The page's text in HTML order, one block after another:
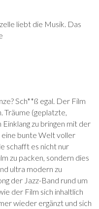
liebt die Musik. Das
Sch**ß egal. Der Film
Träume (geplatzte,
zu bringen mit der
eine bunte Welt voller
schafft es nicht nur
zu packen, sondern dies
ultra modern zu
der Jazz-Band rund um
der Film sich inhaltlich
wieder ergänzt und sich